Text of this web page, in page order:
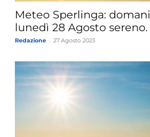
Weather
Meteo Sperlinga: domani
lunedì 28 Agosto sereno.
Redazione 27 Agosto 2023